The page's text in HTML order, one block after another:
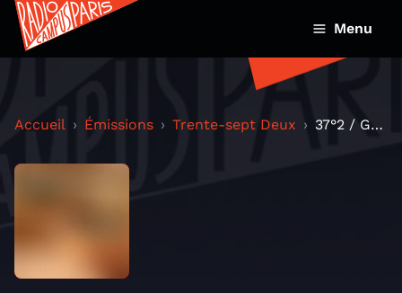
Menu
Accueil Émissions Trente-sept Deux 37°2 / Georges, la vie au fil de l'eau